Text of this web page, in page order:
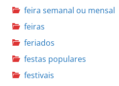
feira semanal ou mensal
feiras
feriados
festas populares
festivais